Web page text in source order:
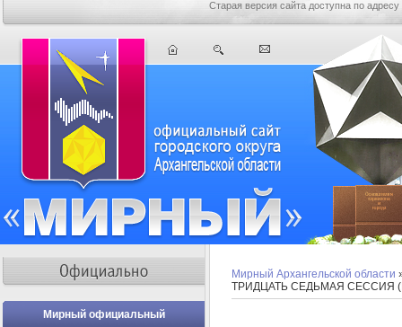
Старая версия сайта доступна по адресу
Мирный официальный
Мирный Архангельской области
ТРИДЦАТЬ СЕДЬМАЯ СЕССИЯ